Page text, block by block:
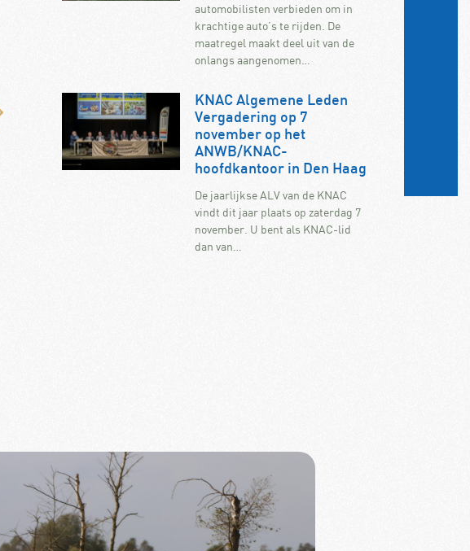
automobilisten verbieden om in
krachtige auto’s te rijden. De
maatregel maakt deel uit van de
onlangs aangenomen…
KNAC Algemene Leden
Vergadering op 7
november op het
ANWB/KNAC-
hoofdkantoor in Den Haag
De jaarlijkse ALV van de KNAC
vindt dit jaar plaats op zaterdag 7
november. U bent als KNAC-lid
dan van…